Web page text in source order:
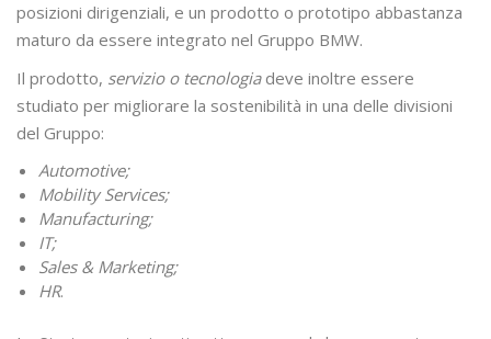
posizioni dirigenziali, e un prodotto o prototipo abbastanza
maturo da essere integrato nel Gruppo BMW.
Il prodotto, servizio o tecnologiadeve inoltre essere
studiato per migliorare la sostenibilità in una delle divisioni
del Gruppo:
Automotive;
Mobility Services;
Manufacturing;
IT;
Sales & Marketing;
HR.